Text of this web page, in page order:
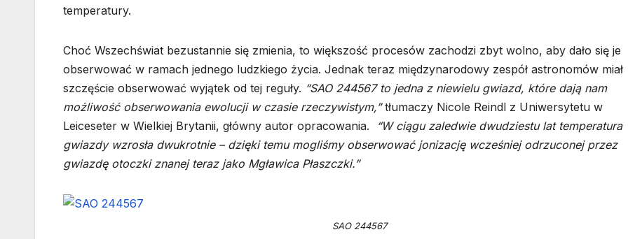
temperatury.
Choć Wszechświat bezustannie się zmienia, to większość procesów zachodzi zbyt wolno, aby dało się je
obserwować w ramach jednego ludzkiego życia. Jednak teraz międzynarodowy zespół astronomów miał
szczęście obserwować wyjątek od tej reguły. “SAO 244567 to jedna z niewielu gwiazd, które dają nam
możliwość obserwowania ewolucji w czasie rzeczywistym,”tłumaczy Nicole Reindl z Uniwersytetu w
Leiceseter w Wielkiej Brytanii, główny autor opracowania.
“W ciągu zaledwie dwudziestu lat temperatura
gwiazdy wzrosła dwukrotnie – dzięki temu mogliśmy obserwować jonizację wcześniej odrzuconej przez
gwiazdę otoczki znanej teraz jako Mgławica Płaszczki.”
SAO 244567